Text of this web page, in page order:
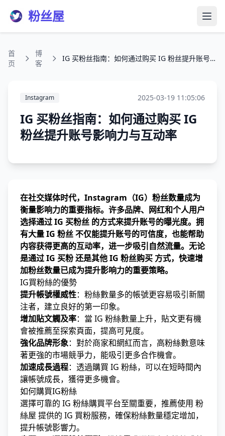
粉丝屋 打开
首
页
博
客
IG 买粉丝指南：如何通过购买 IG 粉丝提升账号影响力与互动率
Instagram 2025-03-19 11:05:06
IG 买粉丝指南：如何通过购买 IG
粉丝提升账号影响力与互动率
在社交媒体时代，Instagram（IG）粉丝数量成为
衡量影响力的重要指标。许多品牌、网红和个人用户
选择通过 IG 买粉丝 的方式来提升账号的曝光度。拥
有大量 IG 粉丝 不仅能提升账号的可信度，也能帮助
内容获得更高的互动率，进一步吸引自然流量。无论
是通过 IG 买粉 还是其他 IG 粉丝购买 方式，快速增
加粉丝数量已成为提升影响力的重要策略。
IG買粉絲的優勢
提升帳號權威性：粉絲數量多的帳號更容易吸引新關
注者，建立良好的第一印象。
增加貼文觸及率：當 IG 粉絲數量上升，貼文更有機
會被推薦至探索頁面，提高可見度。
強化品牌形象：對於商家和網紅而言，高粉絲數意味
著更強的市場競爭力，能吸引更多合作機會。
加速成長過程：透過購買 IG 粉絲，可以在短時間內
讓帳號成長，獲得更多機會。
如何購買IG粉絲
選擇可靠的 IG 粉絲購買平台至關重要，推薦使用 粉
絲屋 提供的 IG 買粉服務，確保粉絲數量穩定增加，
提升帳號影響力。